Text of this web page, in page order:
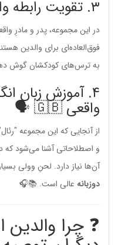
در این مجموعه، پدر و مادرِ
فوق‌العاده‌ای برای والدین
به ترس‌های کودکشان گوش
۴. آموزش زبان
واقعی 🇬🇧 🗣️
و اصطلاحاتی آشنا می‌شود که
آن‌ها نیاز دارد. لحنِ وولی
دوزبانهعالی است. 📚🎧
❓ چرا والدین